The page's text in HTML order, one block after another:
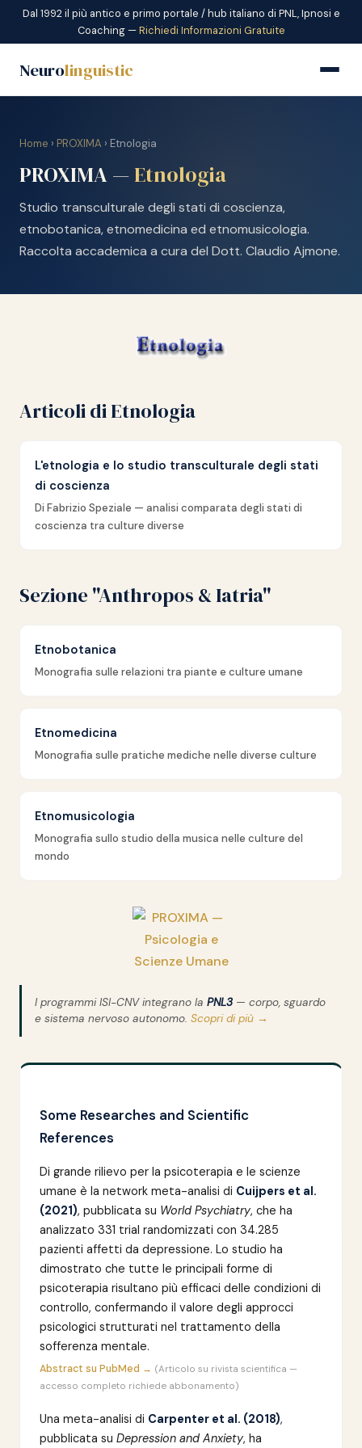
Dal 1992 il più antico e primo portale / hub italiano di PNL, Ipnosi e
Coaching —Richiedi Informazioni Gratuite
Neurolinguistic
Home › PROXIMA › Etnologia
PROXIMA —Etnologia
Studio transculturale degli stati di coscienza,
etnobotanica, etnomedicina ed etnomusicologia.
Raccolta accademica a cura del Dott. Claudio Ajmone.
Articoli di Etnologia
L'etnologia e lo studio transculturale degli stati
di coscienza
Di Fabrizio Speziale — analisi comparata degli stati di
coscienza tra culture diverse
Sezione "Anthropos & Iatria"
Etnobotanica
Monografia sulle relazioni tra piante e culture umane
Etnomedicina
Monografia sulle pratiche mediche nelle diverse culture
Etnomusicologia
Monografia sullo studio della musica nelle culture del
mondo
I programmi ISI-CNV integrano la PNL3 — corpo, sguardo
e sistema nervoso autonomo. Scopri di più →
Some Researches and Scientific
References
Di grande rilievo per la psicoterapia e le scienze
umane è la network meta-analisi di Cuijpers et al.
(2021), pubblicata su World Psychiatry, che ha
analizzato 331 trial randomizzati con 34.285
pazienti affetti da depressione. Lo studio ha
dimostrato che tutte le principali forme di
psicoterapia risultano più efficaci delle condizioni di
controllo, confermando il valore degli approcci
psicologici strutturati nel trattamento della
sofferenza mentale.
Abstract su PubMed → (Articolo su rivista scientifica —
accesso completo richiede abbonamento)
Una meta-analisi di Carpenter et al. (2018),
pubblicata su Depression and Anxiety, ha